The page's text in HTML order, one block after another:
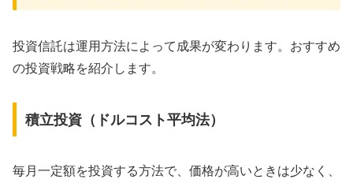
投資信託は運用方法によって成果が変わります。おすすめ
の投資戦略を紹介します。
積立投資（ドルコスト平均法）
毎月一定額を投資する方法で、価格が高いときは少なく、